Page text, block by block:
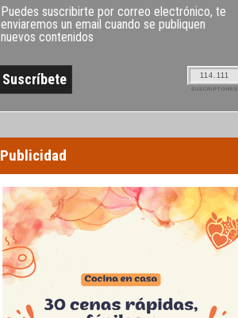
Puedes suscribirte por correo electrónico, te
enviaremos un email cuando se publiquen
nuevos contenidos
114.111
SUSCRIPTORES
Publicidad